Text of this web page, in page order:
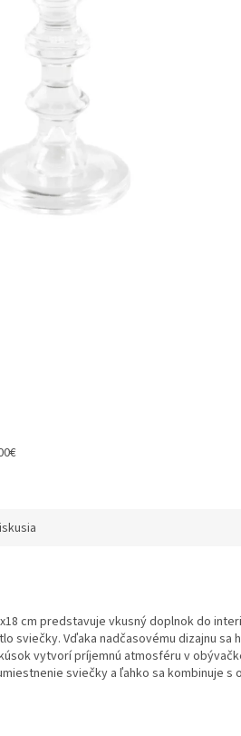
cm predstavuje vkusný doplnok do
sviečky. Vďaka nadčasovému dizajnu sa
vytvorí príjemnú atmosféru v
sviečky a ľahko sa kombinuje